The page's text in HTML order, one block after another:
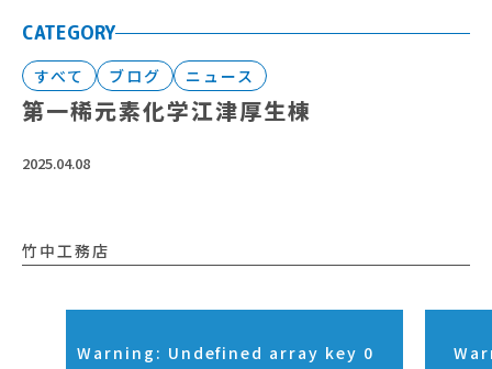
CATEGORY
すべて ブログ ニュース
第一稀元素化学江津厚生棟
2025.04.08
竹中工務店
Warning : Undefined array key 0